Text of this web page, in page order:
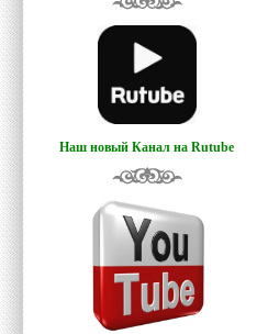
Наш новый Канал на Rutube